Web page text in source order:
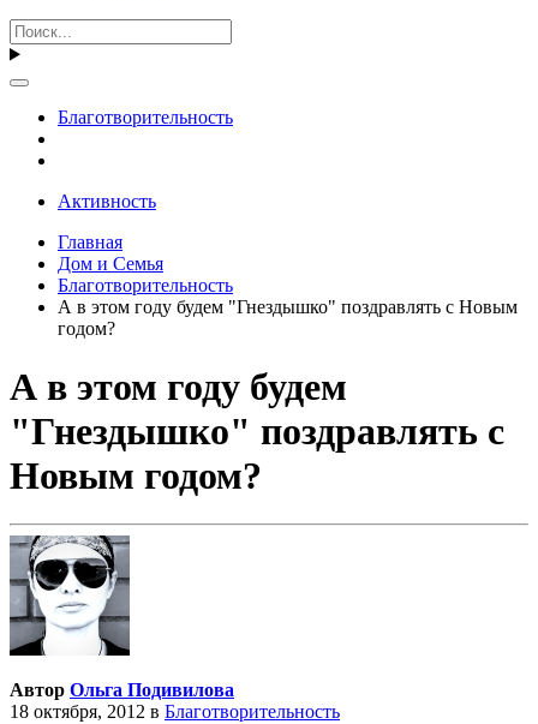
Благотворительность
Активность
Главная
Дом и Семья
Благотворительность
А в этом году будем "Гнездышко" поздравлять с Новым
годом?
А в этом году будем
"Гнездышко" поздравлять с
Новым годом?
Автор Ольга Подивилова
18 октября, 2012 в Благотворительность